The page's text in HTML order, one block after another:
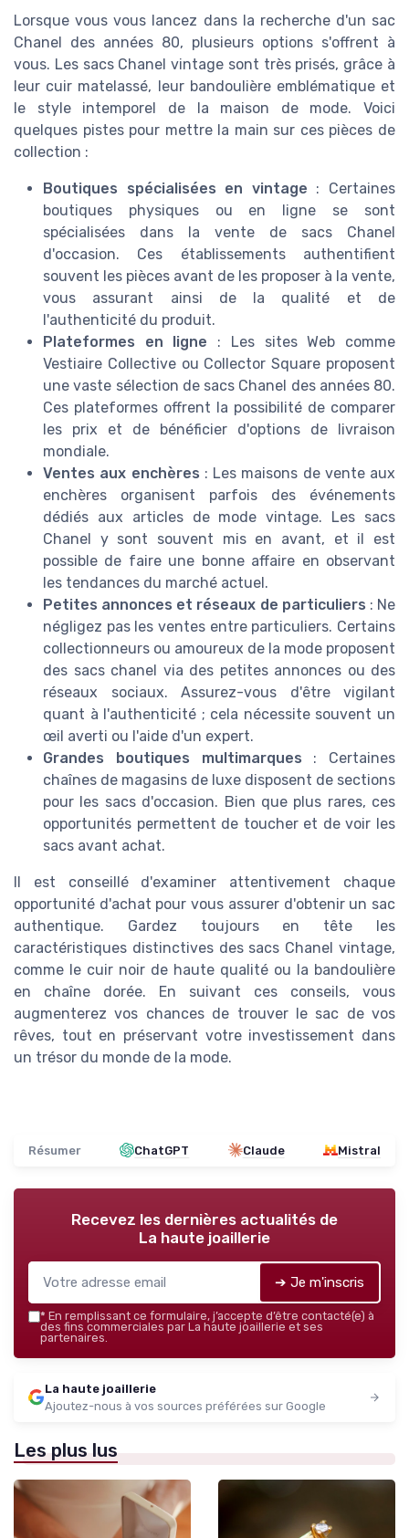
Lorsque vous vous lancez dans la recherche d'un sac
Chanel des années 80, plusieurs options s'offrent à
vous. Les sacs Chanel vintage sont très prisés, grâce à
leur cuir matelassé, leur bandoulière emblématique et
le style intemporel de la maison de mode. Voici
quelques pistes pour mettre la main sur ces pièces de
collection :
Boutiques spécialisées en vintage : Certaines
boutiques physiques ou en ligne se sont
spécialisées dans la vente de sacs Chanel
d'occasion. Ces établissements authentifient
souvent les pièces avant de les proposer à la vente,
vous assurant ainsi de la qualité et de
l'authenticité du produit.
Plateformes en ligne : Les sites Web comme
Vestiaire Collective ou Collector Square proposent
une vaste sélection de sacs Chanel des années 80.
Ces plateformes offrent la possibilité de comparer
les prix et de bénéficier d'options de livraison
mondiale.
Ventes aux enchères : Les maisons de vente aux
enchères organisent parfois des événements
dédiés aux articles de mode vintage. Les sacs
Chanel y sont souvent mis en avant, et il est
possible de faire une bonne affaire en observant
les tendances du marché actuel.
Petites annonces et réseaux de particuliers : Ne
négligez pas les ventes entre particuliers. Certains
collectionneurs ou amoureux de la mode proposent
des sacs chanel via des petites annonces ou des
réseaux sociaux. Assurez-vous d'être vigilant
quant à l'authenticité ; cela nécessite souvent un
œil averti ou l'aide d'un expert.
Grandes boutiques multimarques : Certaines
chaînes de magasins de luxe disposent de sections
pour les sacs d'occasion. Bien que plus rares, ces
opportunités permettent de toucher et de voir les
sacs avant achat.
Il est conseillé d'examiner attentivement chaque
opportunité d'achat pour vous assurer d'obtenir un sac
authentique. Gardez toujours en tête les
caractéristiques distinctives des sacs Chanel vintage,
comme le cuir noir de haute qualité ou la bandoulière
en chaîne dorée. En suivant ces conseils, vous
augmenterez vos chances de trouver le sac de vos
rêves, tout en préservant votre investissement dans
un trésor du monde de la mode.
Résumer ChatGPT Claude Mistral
Recevez les dernières actualités de
La haute joaillerie
➔ Je m'inscris
* En remplissant ce formulaire, j’accepte d’être contacté(e) à
des fins commerciales par La haute joaillerie et ses
partenaires.
La haute joaillerie
Ajoutez-nous à vos sources préférées sur Google
Les plus lus